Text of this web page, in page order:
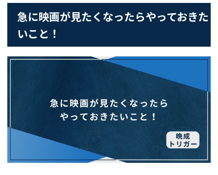
急に映画が見たくなったらやっておきた
いこと！